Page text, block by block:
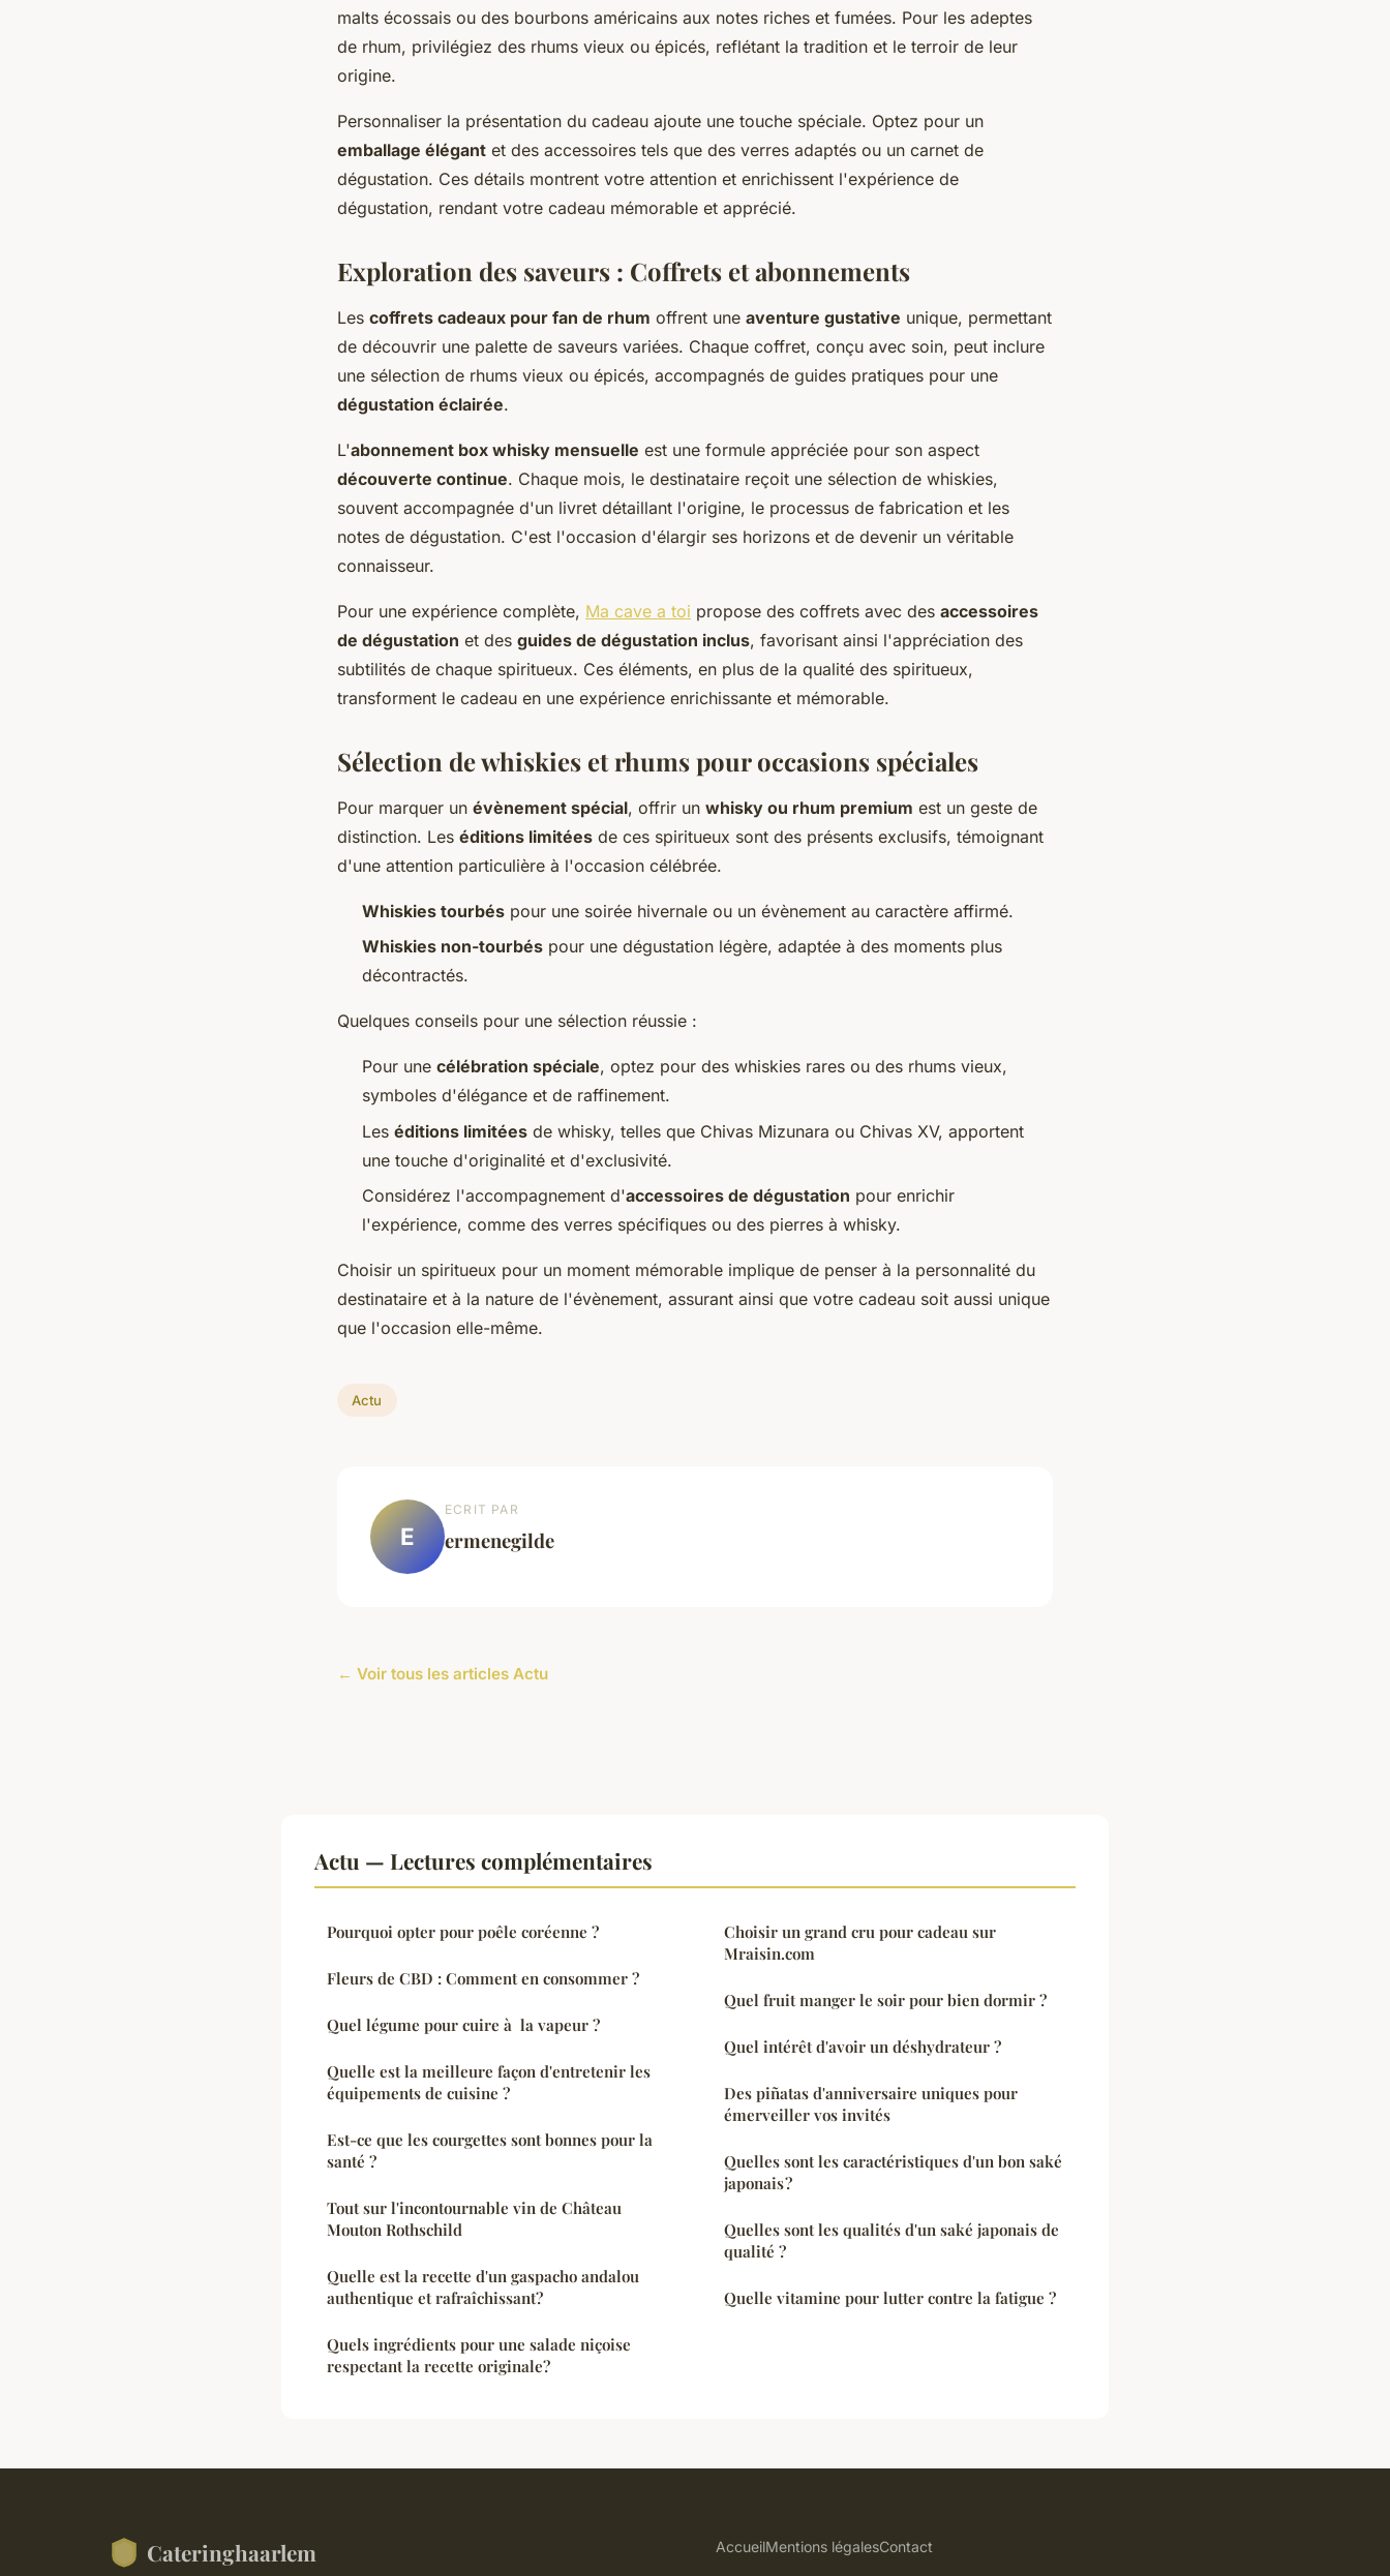
malts écossais ou des bourbons américains aux notes riches et fumées. Pour les adeptes
de rhum, privilégiez des rhums vieux ou épicés, reflétant la tradition et le terroir de leur
origine.
Personnaliser la présentation du cadeau ajoute une touche spéciale. Optez pour un
emballage élégant et des accessoires tels que des verres adaptés ou un carnet de
dégustation. Ces détails montrent votre attention et enrichissent l'expérience de
dégustation, rendant votre cadeau mémorable et apprécié.
Exploration des saveurs : Coffrets et abonnements
Les coffrets cadeaux pour fan de rhum offrent une aventure gustative unique, permettant
de découvrir une palette de saveurs variées. Chaque coffret, conçu avec soin, peut inclure
une sélection de rhums vieux ou épicés, accompagnés de guides pratiques pour une
dégustation éclairée.
L'abonnement box whisky mensuelle est une formule appréciée pour son aspect
découverte continue. Chaque mois, le destinataire reçoit une sélection de whiskies,
souvent accompagnée d'un livret détaillant l'origine, le processus de fabrication et les
notes de dégustation. C'est l'occasion d'élargir ses horizons et de devenir un véritable
connaisseur.
Pour une expérience complète, Ma cave a toi propose des coffrets avec des accessoires
de dégustation et des guides de dégustation inclus, favorisant ainsi l'appréciation des
subtilités de chaque spiritueux. Ces éléments, en plus de la qualité des spiritueux,
transforment le cadeau en une expérience enrichissante et mémorable.
Sélection de whiskies et rhums pour occasions spéciales
Pour marquer un évènement spécial, offrir un whisky ou rhum premium est un geste de
distinction. Les éditions limitées de ces spiritueux sont des présents exclusifs, témoignant
d'une attention particulière à l'occasion célébrée.
Whiskies tourbés pour une soirée hivernale ou un évènement au caractère affirmé.
Whiskies non-tourbés pour une dégustation légère, adaptée à des moments plus
décontractés.
Quelques conseils pour une sélection réussie :
Pour une célébration spéciale, optez pour des whiskies rares ou des rhums vieux,
symboles d'élégance et de raffinement.
Les éditions limitées de whisky, telles que Chivas Mizunara ou Chivas XV, apportent
une touche d'originalité et d'exclusivité.
Considérez l'accompagnement d'accessoires de dégustation pour enrichir
l'expérience, comme des verres spécifiques ou des pierres à whisky.
Choisir un spiritueux pour un moment mémorable implique de penser à la personnalité du
destinataire et à la nature de l'évènement, assurant ainsi que votre cadeau soit aussi unique
que l'occasion elle-même.
Actu
E
ECRIT PAR
ermenegilde
← Voir tous les articles Actu
Actu — Lectures complémentaires
Pourquoi opter pour poêle coréenne ?
Fleurs de CBD : Comment en consommer ?
Quel légume pour cuire à la vapeur ?
Quelle est la meilleure façon d'entretenir les
équipements de cuisine ?
Est-ce que les courgettes sont bonnes pour la
santé ?
Tout sur l'incontournable vin de Château
Mouton Rothschild
Quelle est la recette d'un gaspacho andalou
authentique et rafraîchissant?
Quels ingrédients pour une salade niçoise
respectant la recette originale?
Choisir un grand cru pour cadeau sur
Mraisin.com
Quel fruit manger le soir pour bien dormir ?
Quel intérêt d'avoir un déshydrateur ?
Des piñatas d'anniversaire uniques pour
émerveiller vos invités
Quelles sont les caractéristiques d'un bon saké
japonais ?
Quelles sont les qualités d'un saké japonais de
qualité ?
Quelle vitamine pour lutter contre la fatigue ?
Cateringhaarlem AccueilMentions légalesContact